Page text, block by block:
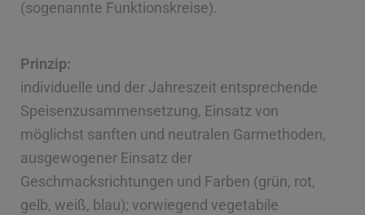
(sogenannte Funktionskreise).
Prinzip:
individuelle und der Jahreszeit entsprechende
Speisenzusammensetzung, Einsatz von
möglichst sanften und neutralen Garmethoden,
ausgewogener Einsatz der
Geschmacksrichtungen und Farben (grün, rot,
gelb, weiß, blau); vorwiegend vegetabile